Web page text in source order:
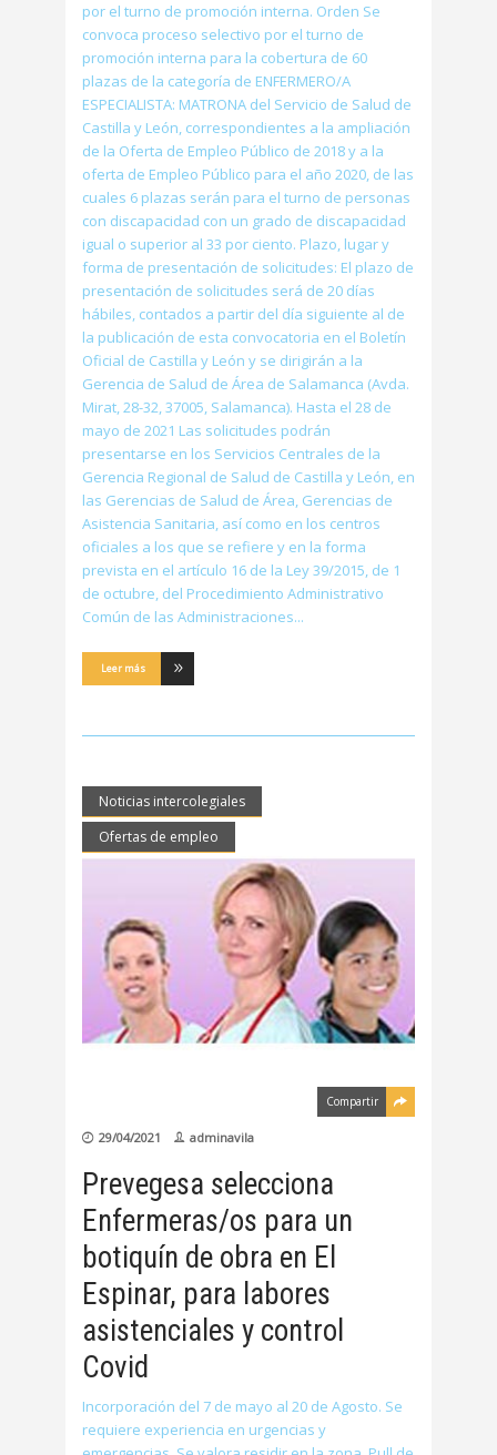
por el turno de promoción interna. Orden Se
convoca proceso selectivo por el turno de
promoción interna para la cobertura de 60
plazas de la categoría de ENFERMERO/A
ESPECIALISTA: MATRONA del Servicio de Salud de
Castilla y León, correspondientes a la ampliación
de la Oferta de Empleo Público de 2018 y a la
oferta de Empleo Público para el año 2020, de las
cuales 6 plazas serán para el turno de personas
con discapacidad con un grado de discapacidad
igual o superior al 33 por ciento. Plazo, lugar y
forma de presentación de solicitudes: El plazo de
presentación de solicitudes será de 20 días
hábiles, contados a partir del día siguiente al de
la publicación de esta convocatoria en el Boletín
Oficial de Castilla y León y se dirigirán a la
Gerencia de Salud de Área de Salamanca (Avda.
Mirat, 28-32, 37005, Salamanca). Hasta el 28 de
mayo de 2021 Las solicitudes podrán
presentarse en los Servicios Centrales de la
Gerencia Regional de Salud de Castilla y León, en
las Gerencias de Salud de Área, Gerencias de
Asistencia Sanitaria, así como en los centros
oficiales a los que se refiere y en la forma
prevista en el artículo 16 de la Ley 39/2015, de 1
de octubre, del Procedimiento Administrativo
Común de las Administraciones
Leer más
Noticias intercolegiales
Ofertas de empleo
Compartir
29/04/2021 adminavila
Prevegesa selecciona
Enfermeras/os para un
botiquín de obra en El
Espinar, para labores
asistenciales y control
Covid
Incorporación del 7 de mayo al 20 de Agosto. Se
requiere experiencia en urgencias y